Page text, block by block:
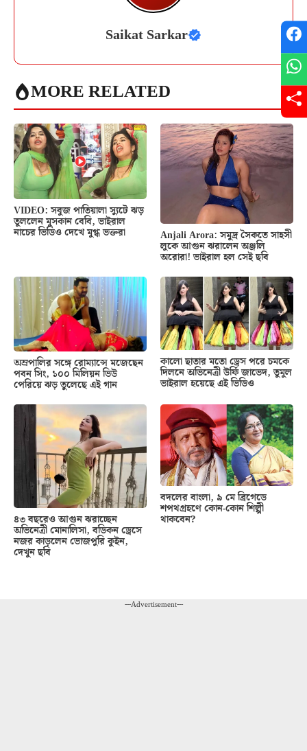
Saikat Sarkar
MORE RELATED
VIDEO: সবুজ পাতিয়ালা স্যুটে ঝড়
তুললেন মুসকান বেবি, ভাইরাল
নাচের ভিডিও দেখে মুগ্ধ ভক্তরা Anjali Arora: সমুদ্র সৈকতে সাহসী
লুকে আগুন ঝরালেন অঞ্জলি
অরোরা! ভাইরাল হল সেই ছবি
অম্রপালির সঙ্গে রোম্যান্সে মজেছেন
পবন সিং, ১০০ মিলিয়ন ভিউ
পেরিয়ে ঝড় তুলেছে এই গান
কালো ছাতার মতো ড্রেস পরে চমকে
দিলনে অভিনেত্রী উর্ফি জাভেদ, তুমুল
ভাইরাল হয়েছে এই ভিডিও
৪৩ বছরেও আগুন ঝরাচ্ছেন
অভিনেত্রী মোনালিসা, বডিকন ড্রেসে
নজর কাড়লেন ভোজপুরি কুইন,
দেখুন ছবি
বদলের বাংলা, ৯ মে ব্রিগেডে
শপথগ্রহণে কোন-কোন শিল্পী
থাকবেন?
---Advertisement---